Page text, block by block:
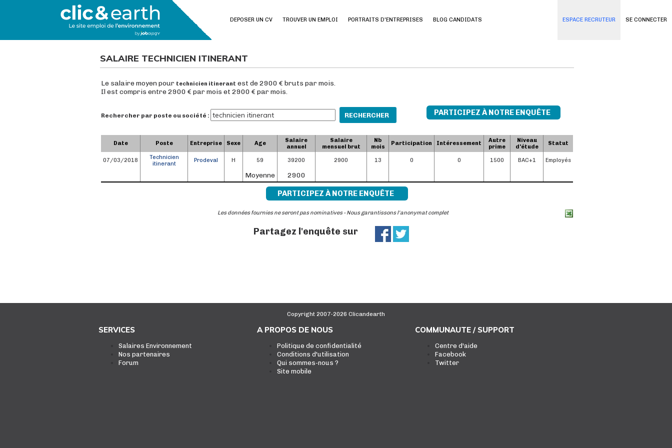
SE CONNECTER
DEPOSER UN CV TROUVER UN EMPLOI PORTRAITS D'ENTREPRISES BLOG CANDIDATS ESPACE RECRUTEUR
SALAIRE TECHNICIEN ITINERANT
Le salaire moyen pour technicien itinerant est de 2900 € bruts par mois.
Il est compris entre 2900 € par mois et 2900 € par mois.
Rechercher par poste ou société : RECHERCHER PARTICIPEZ À NOTRE ENQUÊTE
Date Poste Entreprise Sexe Age
Salaire
annuel
Salaire
mensuel brut
Nb
mois
Participation Intéressement
Autre
prime
Niveau
d'étude
Statut
07/03/2018
Technicien
itinerant
Prodeval H 59 39200 2900 13 0 0 1500 BAC+1 Employés
Moyenne 2900
PARTICIPEZ À NOTRE ENQUÊTE
Les données fournies ne seront pas nominatives - Nous garantissons l'anonymat complet
Partagez l'enquête sur
Copyright 2007-2026 Clicandearth
SERVICES
Salaires Environnement
Nos partenaires
Forum
A PROPOS DE NOUS
Politique de confidentialité
Conditions d'utilisation
Qui sommes-nous ?
Site mobile
COMMUNAUTE / SUPPORT
Centre d'aide
Facebook
Twitter